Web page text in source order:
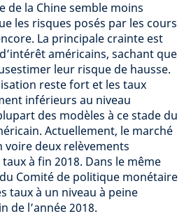
de la Chine semble moins
les risques posés par les cours
La principale crainte est
américains, sachant que
leur risque de hausse.
reste fort et les taux
inférieurs au niveau
des modèles à ce stade du
Actuellement, le marché
deux relèvements
à fin 2018. Dans le même
Comité de politique monétaire
taux à un niveau à peine
de l’année 2018.